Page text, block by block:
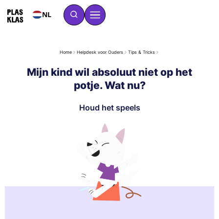
NL
Home Helpdesk voor Ouders Tips & Tricks
Mijn kind wil absoluut niet op het
potje. Wat nu?
Houd het speels